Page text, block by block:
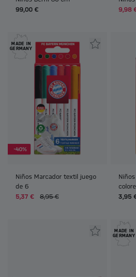
99,00 €
9,98
-40%
MADE IN
GERMANY
Niños Marcador textil juego
de 6
5,37 €
8,95 €
3,95
MADE IN
GERMANY